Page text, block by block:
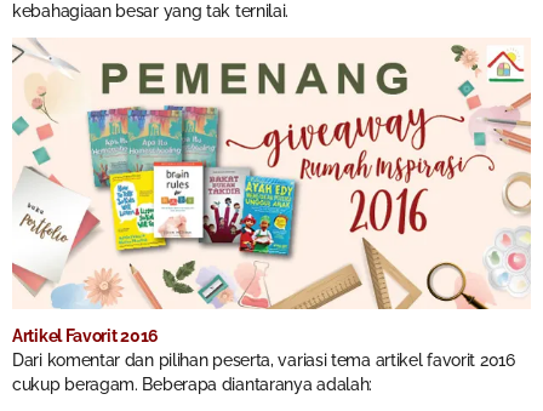
kebahagiaan besar yang tak ternilai.
Artikel Favorit 2016
Dari komentar dan pilihan peserta, variasi tema artikel favorit 2016
cukup beragam. Beberapa diantaranya adalah: